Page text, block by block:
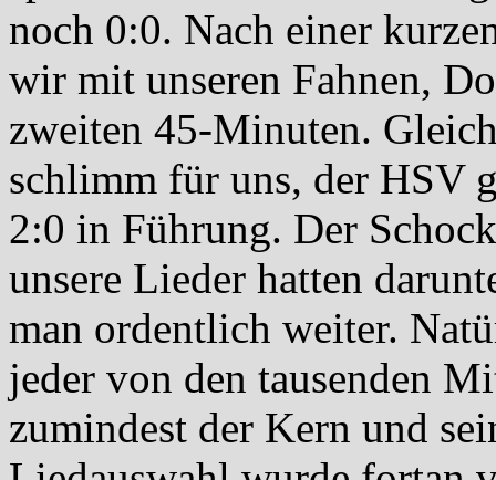
noch 0:0. Nach einer
wir mit unseren Fahnen,
zweiten 45-Minuten.
schlimm für uns, der HSV
2:0 in Führung. Der
unsere Lieder hatten
man ordentlich weiter.
jeder von den tausenden
zumindest der Kern und